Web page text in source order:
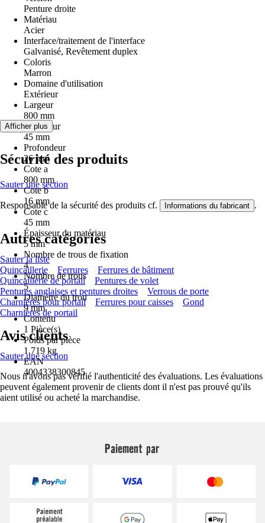
Penture droite
Matériau
Acier
Interface/traitement de l'interface
Galvanisé, Revêtement duplex
Coloris
Marron
Domaine d'utilisation
Extérieur
Largeur
800 mm
Longueur
45 mm
Profondeur
26 mm
Cote a
800 mm
Cote b
16 mm
Cote c
45 mm
Épaisseur du matériau
5 mm
Nombre de trous de fixation
4
Nombre de trous
5
Diamètre du trou
9 mm
Contenu
1 Pièce(s)
Poids par pièce
1,719 kg
EAN
4004338300845
Afficher plus
Sécurité des produits
Sauter une section
Responsable de la sécurité des produits cf. Informations du fabricant .
Autres catégories
Sauter la liste
Quincaillerie
Ferrures
Ferrures de bâtiment
Quincaillerie de portail
Pentures de volet
Pentures anglaises et pentures droites
Verrous de porte
Charnières pour portail
Ferrures pour caisses
Gond
Charnières de portail
Avis clients
Sauter une section
Nous n'avons pas vérifié l'authenticité des évaluations. Les évaluations
peuvent également provenir de clients dont il n'est pas prouvé qu'ils
aient utilisé ou acheté la marchandise.
Paiement par